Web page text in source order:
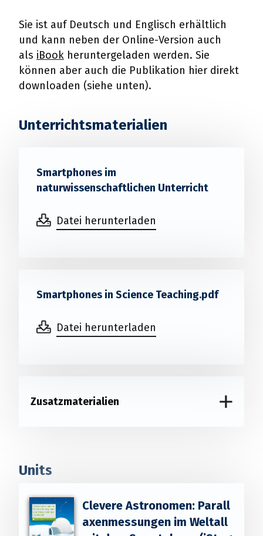
Sie ist auf Deutsch und Englisch erhältlich
und kann neben der Online-Version auch
als iBook heruntergeladen werden. Sie
können aber auch die Publikation hier direkt
downloaden (siehe unten).
Unterrichtsmaterialien
Smartphones im
naturwissenschaftlichen Unterricht
Datei herunterladen
Smartphones in Science Teaching.pdf
Datei herunterladen
Zusatzmaterialien
Units
Clevere Astronomen: Parall
axenmessungen im Weltall